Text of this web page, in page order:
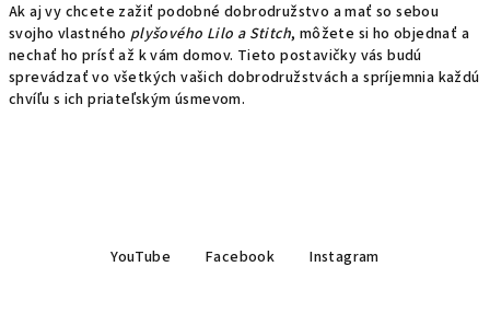
Ak aj vy chcete zažiť podobné dobrodružstvo a mať so sebou
svojho vlastného plyšového Lilo a Stitch, môžete si ho objednať a
nechať ho prísť až k vám domov. Tieto postavičky vás budú
sprevádzať vo všetkých vašich dobrodružstvách a spríjemnia každú
chvíľu s ich priateľským úsmevom.
YouTube Facebook Instagram